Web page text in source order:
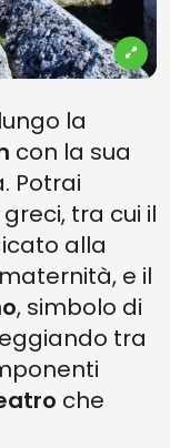
la
con la sua
Potrai
tra cui il
alla
e il
, simbolo di
tra
che